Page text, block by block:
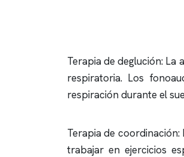
Terapia de deglución: La
respiratoria. Los
respiración durante el
Terapia de
trabajar en ejercicios